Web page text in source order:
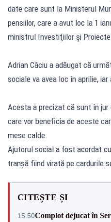
date care sunt la Ministerul
pensiilor, care a avut loc la 1
ministrul Investiţiilor şi
Adrian Câciu a adăugat că
sociale va avea loc în aprilie, iar
Acesta a precizat că sunt în
care vor beneficia de aceste
mese calde.
Ajutorul social a fost acordat
tranșă fiind virată pe cardurile
CITEȘTE ȘI
15:50Complot dejucat în